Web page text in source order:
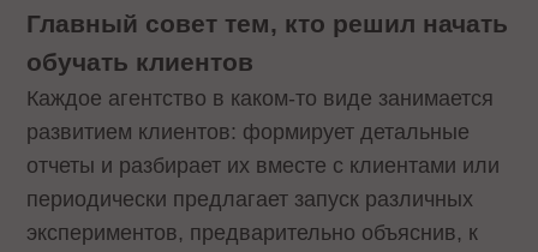
Главный совет тем, кто решил начать
обучать клиентов
Каждое агентство в каком-то виде занимается
развитием клиентов: формирует детальные
отчеты и разбирает их вместе с клиентами или
периодически предлагает запуск различных
экспериментов, предварительно объяснив, к